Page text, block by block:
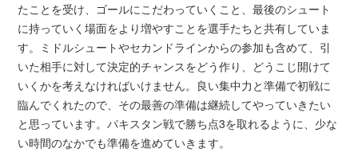
たことを受け、ゴールにこだわっていくこと、最後のシュート
に持っていく場面をより増やすことを選手たちと共有していま
す。ミドルシュートやセカンドラインからの参加も含めて、引
いた相手に対して決定的チャンスをどう作り、どうこじ開けて
いくかを考えなければいけません。良い集中力と準備で初戦に
臨んでくれたので、その最善の準備は継続してやっていきたい
と思っています。パキスタン戦で勝ち点3を取れるように、少な
い時間のなかでも準備を進めていきます。